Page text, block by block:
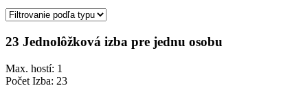
23 Jednolôžková izba pre jednu osobu
Max. hostí: 1
Počet Izba: 23